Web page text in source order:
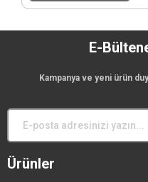
E-
Kampanya ve yeni ürün
Ürünler